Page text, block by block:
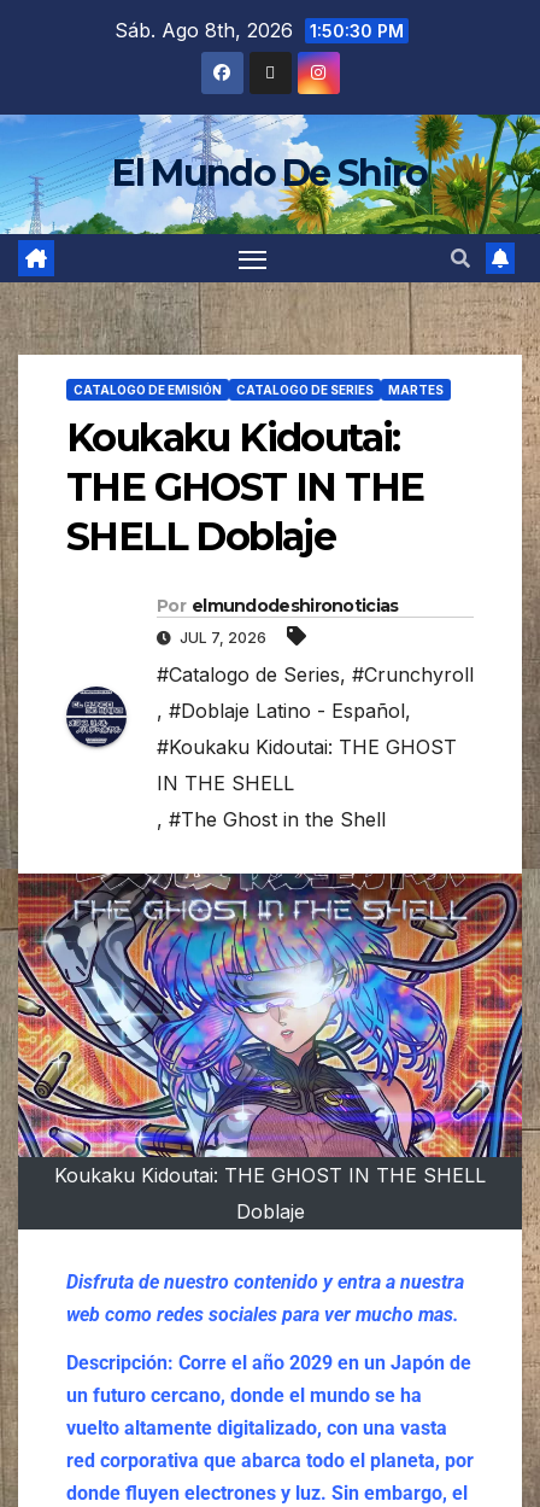
Sáb. Ago 8th, 2026 1:50:32 PM
El Mundo De Shiro
CATALOGO DE EMISIÓN CATALOGO DE SERIES MARTES
Koukaku Kidoutai:
THE GHOST IN THE
SHELL Doblaje
Por elmundodeshironoticias
JUL 7, 2026
#Catalogo de Series, #Crunchyroll
, #Doblaje Latino - Español,
#Koukaku Kidoutai: THE GHOST
IN THE SHELL
, #The Ghost in the Shell
Koukaku Kidoutai: THE GHOST IN THE SHELL
Doblaje
Disfruta de nuestro contenido y entra a nuestra
web como redes sociales para ver mucho mas.
Descripción: Corre el año 2029 en un Japón de
un futuro cercano, donde el mundo se ha
vuelto altamente digitalizado, con una vasta
red corporativa que abarca todo el planeta, por
donde fluyen electrones y luz. Sin embargo, el